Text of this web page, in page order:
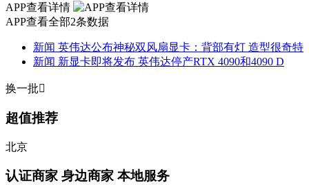
APP查看详情
APP查看全部2条数据
新闻 英伟达公布神秘双风扇显卡：背部有灯 造型很奇特
新闻 新显卡即将发布 英伟达停产RTX 4090和4090 D
换一批
超值推荐
北京
认证商家 身边商家 本地服务